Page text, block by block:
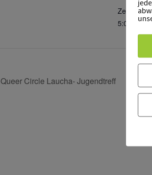
Zeit:
5:00 p.m.
Queer Circle Laucha- Jugendtreff